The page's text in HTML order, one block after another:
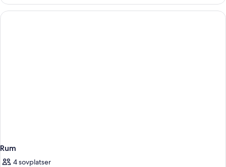
Rum
4 sovplatser